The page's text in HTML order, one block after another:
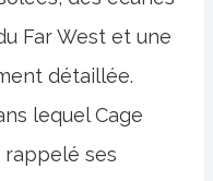
Far West et une
détaillée.
lequel Cage
rappelé ses